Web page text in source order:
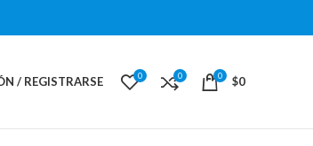
/ REGISTRARSE 0 0 0 $0